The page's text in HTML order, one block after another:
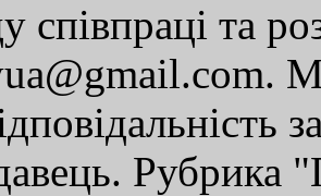
співпраці та
Рубрика